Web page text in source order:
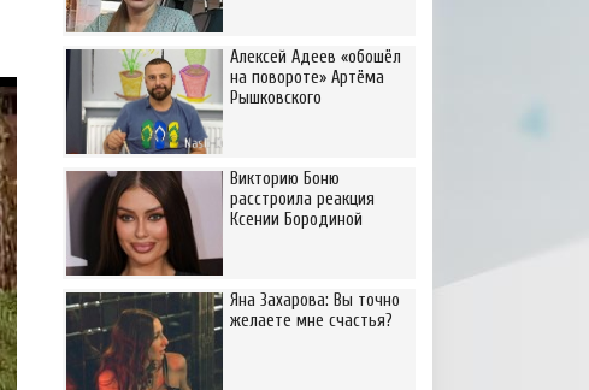
Алексей Адеев «обошёл
на повороте» Артёма
Рышковского
Викторию Боню
расстроила реакция
Ксении Бородиной
Яна Захарова: Вы точно
желаете мне счастья?